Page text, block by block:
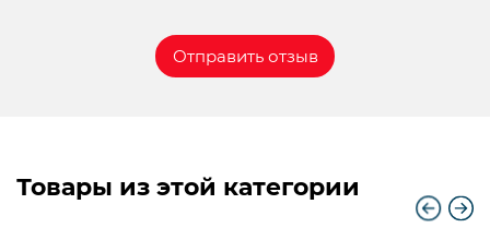
Товары из этой категории